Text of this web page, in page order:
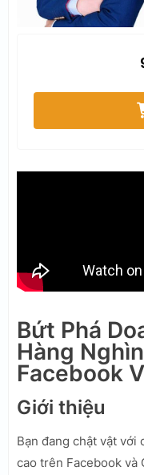
Bứt Phá
Hàng
Facebook
Giới thiệu
Bạn đang chật vật với
cao trên Facebook và